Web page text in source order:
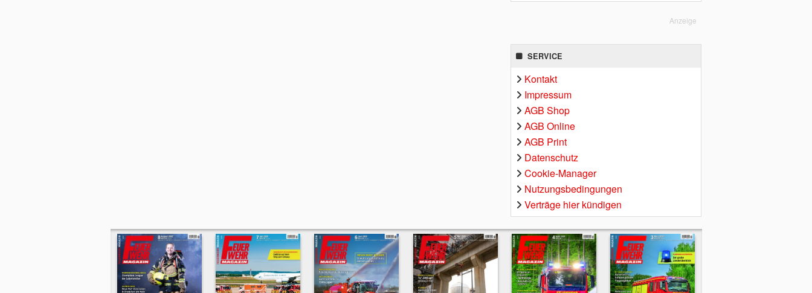
Anzeige
SERVICE
Kontakt
Impressum
AGB Shop
AGB Online
AGB Print
Datenschutz
Cookie-Manager
Nutzungsbedingungen
Verträge hier kündigen